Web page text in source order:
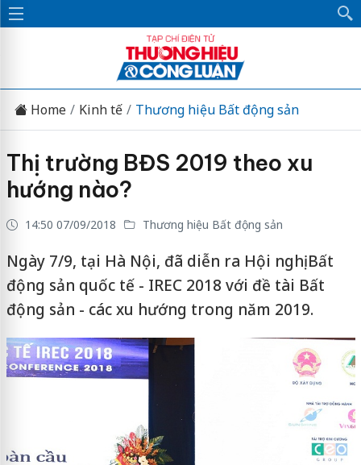
Home Kinh tế Thương hiệu Bất động sản
Thị trường BĐS 2019 theo xu
hướng nào?
14:50 07/09/2018 Thương hiệu Bất động sản
Ngày 7/9, tại Hà Nội, đã diễn ra Hội nghị Bất
động sản quốc tế - IREC 2018 với đề tài Bất
động sản - các xu hướng trong năm 2019.